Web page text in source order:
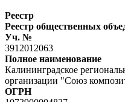
Реестр
Реестр общественных
Уч. №
3912012063
Полное наименование
Калининградское
организации "Союз
ОГРН